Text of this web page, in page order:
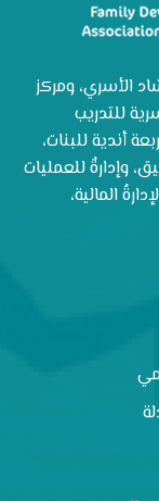
الإرشاد الأسري، ومركز
للتدريب
أندية للبنات،
وإدارةٌ للعمليات
المالية،